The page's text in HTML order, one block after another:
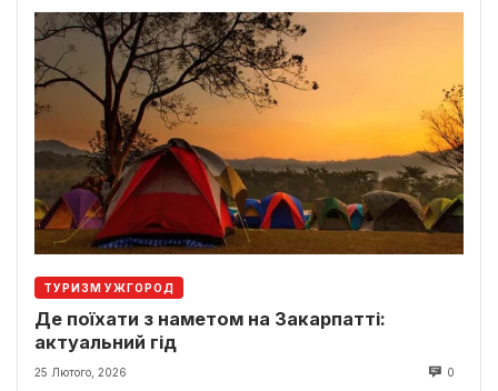
ТУРИЗМ УЖГОРОД
Де поїхати з наметом на Закарпатті:
актуальний гід
25 Лютого, 2026 0